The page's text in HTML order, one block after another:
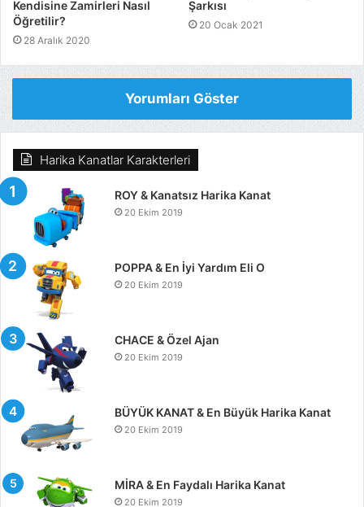
Kendisine Zamirleri Nasıl
Öğretilir?
28 Aralık 2020
Şarkısı
20 Ocak 2021
Yorumları Göster
Harika Kanatlar Karakterleri
ROY & Kanatsız Harika Kanat
20 Ekim 2019
POPPA & En İyi Yardım Eli O
20 Ekim 2019
CHACE & Özel Ajan
20 Ekim 2019
BÜYÜK KANAT & En Büyük Harika Kanat
20 Ekim 2019
MİRA & En Faydalı Harika Kanat
20 Ekim 2019